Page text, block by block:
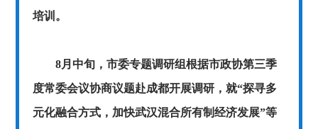
培训。
8月中旬，市委专题调研组根据市政协第三季
度常委会议协商议题赴成都开展调研，就“探寻多
元化融合方式，加快武汉混合所有制经济发展”等